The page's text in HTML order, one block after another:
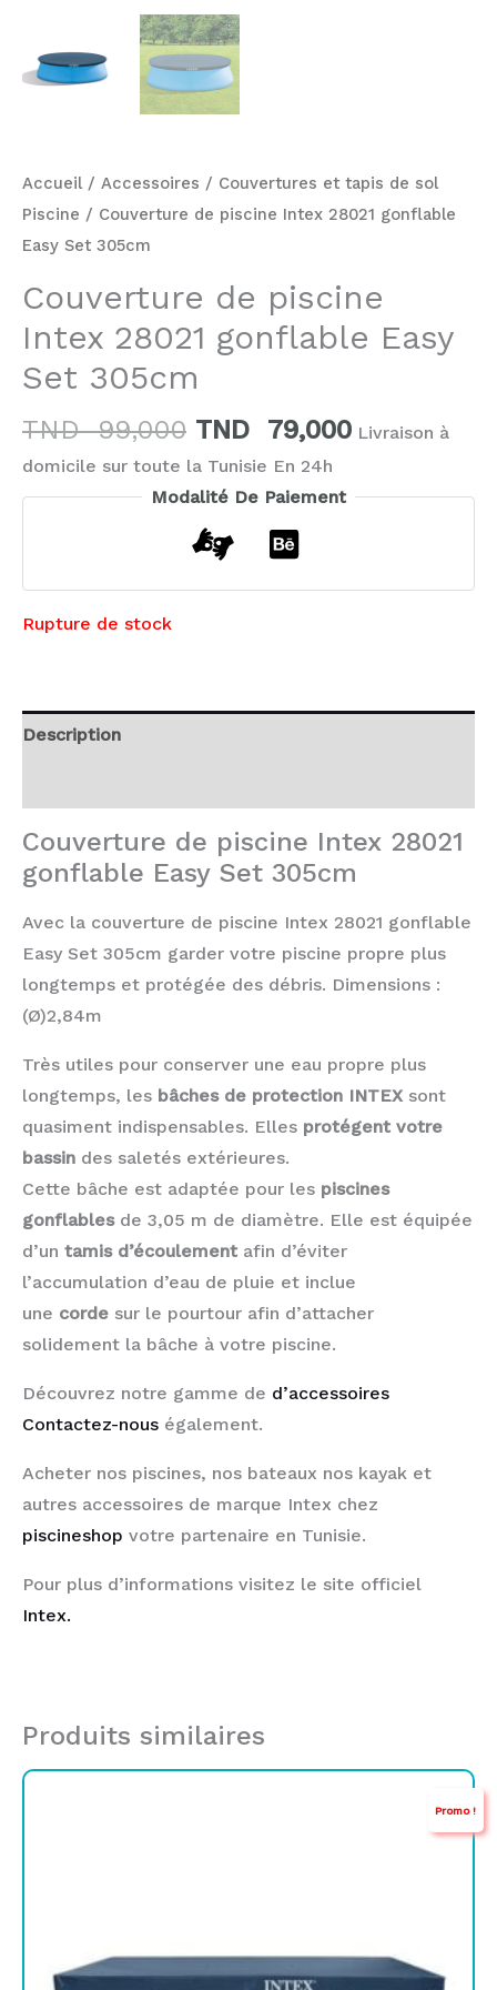
Accueil / Accessoires / Couvertures et tapis de sol
Piscine / Couverture de piscine Intex 28021 gonflable
Easy Set 305cm
Couverture de piscine
Intex 28021 gonflable Easy
Set 305cm
TND99,000 TND 79,000 Livraison à
domicile sur toute la Tunisie En 24h
Modalité De Paiement
Rupture de stock
Description
Couverture de piscine Intex 28021
gonflable Easy Set 305cm
Avec la couverture de piscine Intex 28021 gonflable
Easy Set 305cm garder votre piscine propre plus
longtemps et protégée des débris. Dimensions :
(Ø)2,84m
Très utiles pour conserver une eau propre plus
longtemps, les bâches de protection INTEX sont
quasiment indispensables. Elles protégent votre
bassin des saletés extérieures.
Cette bâche est adaptée pour les piscines
gonflablesde 3,05 m de diamètre. Elle est équipée
d’un tamis d’écoulement afin d’éviter
l’accumulation d’eau de pluie et inclue
une corde sur le pourtour afin d’attacher
solidement la bâche à votre piscine.
Découvrez notre gamme de d’accessoires
Contactez-nous également.
Acheter nos piscines, nos bateaux nos kayak et
autres accessoires de marque Intex chez
piscineshop votre partenaire en Tunisie.
Pour plus d’informations visitez le site officiel
Intex.
Produits similaires
Promo !